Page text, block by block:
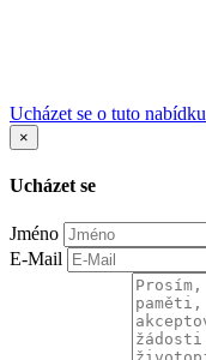
Ucházet se o tuto nabídku
×
Ucházet se
Jméno
E-Mail